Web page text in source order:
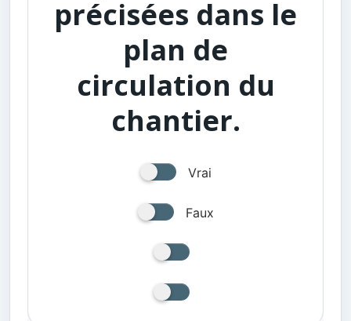
précisées dans le
plan de
circulation du
chantier.
Vrai
Faux